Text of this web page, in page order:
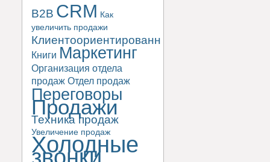
B2B CRM Как
увеличить продажи
Клиентоориентированность
Книги Маркетинг
Организация отдела
продаж Отдел продаж
Переговоры
Продажи
Техника продаж
Увеличение продаж
Холодные